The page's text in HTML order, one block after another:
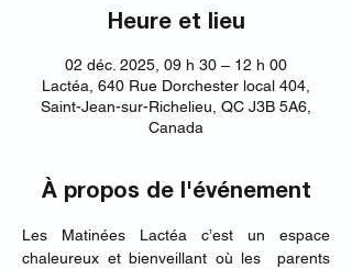
Heure et lieu
02 déc. 2025, 09 h 30 – 12 h 00
Lactéa, 640 Rue Dorchester local 404,
Saint-Jean-sur-Richelieu, QC J3B 5A6,
Canada
À propos de l'événement
Les Matinées Lactéa c’est un espace
chaleureux et bienveillant où les  parents